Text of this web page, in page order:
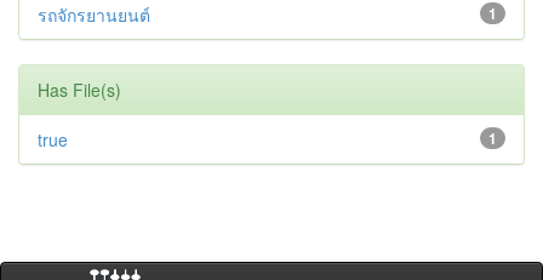
1
รถจักรยานยนต์
Has File(s)
1
true